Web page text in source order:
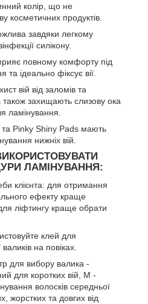
колір, що не
косметичних продуктів.
завдяки легкому
силікону.
повному комфорту під
ідеально фіксує вії.
вій від заломів та
захищають слизову ока
ламінування.
Pinky Shiny Pads мають
нижніх вій.
ЛАМІНУВАННЯ:
клієнта: для отримання
ефекту краще
ліфтингу краще обрати
клей для
на повіках.
для вибору валика -
для коротких вій, M -
волосків середньої
жорстких та довгих від